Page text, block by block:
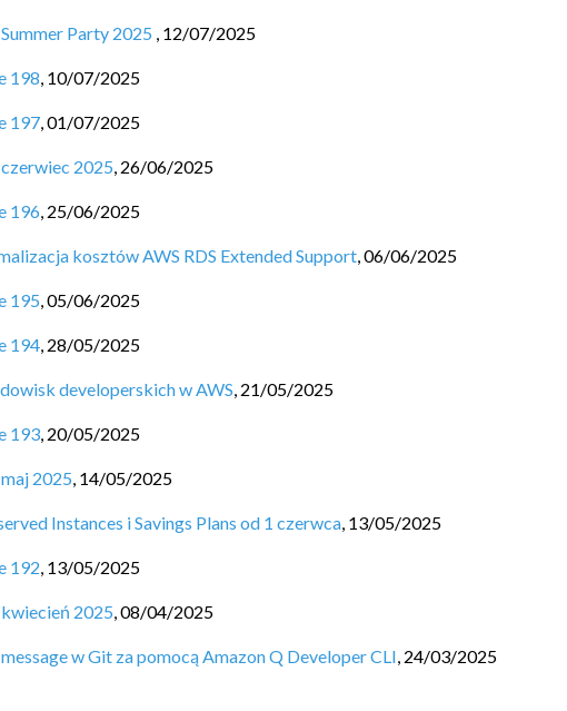
Party 2025 , 12/07/2025
198, 10/07/2025
197,01/07/2025
2025, 26/06/2025
196, 25/06/2025
kosztów AWS RDS Extended Support,06/06/2025
195,05/06/2025
194, 28/05/2025
developerskich w AWS, 21/05/2025
193, 20/05/2025
2025, 14/05/2025
Instances i Savings Plans od 1 czerwca, 13/05/2025
192, 13/05/2025
2025,08/04/2025
w Git za pomocą Amazon Q Developer CLI, 24/03/2025